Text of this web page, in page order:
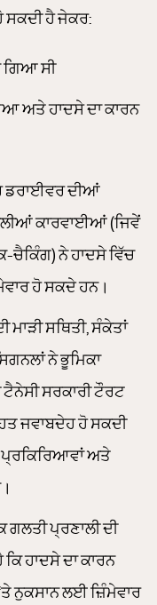
ਸਕਦੀ ਹੈ ਜੇਕਰ:
ਗਿਆ ਸੀ
ਅਤੇ ਹਾਦਸੇ ਦਾ ਕਾਰਨ
ਡਰਾਈਵਰ ਦੀਆਂ
ਕਾਰਵਾਈਆਂ (ਜਿਵੇਂ
ਚੈਕਿੰਗ) ਨੇ ਹਾਦਸੇ ਵਿੱਚ
ਹੋ ਸਕਦੇ ਹਨ।
ਮਾੜੀ ਸਥਿਤੀ, ਸੰਕੇਤਾਂ
ਨੇ ਭੂਮਿਕਾ
ਟੈਨੇਸੀ ਸਰਕਾਰੀ ਟੌਰਟ
ਜਵਾਬਦੇਹ ਹੋ ਸਕਦੀ
ਪ੍ਰਕਿਰਿਆਵਾਂ ਅਤੇ
ਗਲਤੀ ਪ੍ਰਣਾਲੀ ਦੀ
ਹਾਦਸੇ ਦਾ ਕਾਰਨ
ਨੁਕਸਾਨ ਲਈ ਜ਼ਿੰਮੇਵਾਰ